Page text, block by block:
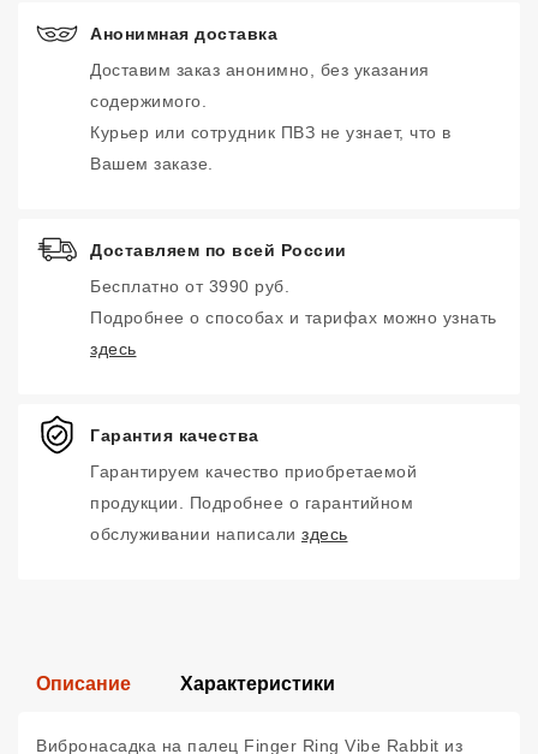
Анонимная доставка
Доставим заказ анонимно, без указания
содержимого.
Курьер или сотрудник ПВЗ не узнает, что в
Вашем заказе.
Доставляем по всей России
Бесплатно от 3990 руб.
Подробнее о способах и тарифах можно узнать
здесь
Гарантия качества
Гарантируем качество приобретаемой
продукции. Подробнее о гарантийном
обслуживании написали здесь
Описание Характеристики
Вибронасадка на палец Finger Ring Vibe Rabbit из